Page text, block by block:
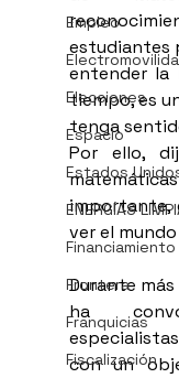
Empleo
Elecciones
Espacio
Estados
ENERGÍAS
Financiamiento
Frontera
Franquicias
Fiscalización
estudiantes
entender la
tiempo, es
tenga
Por ello,
importante,
ver el
Durante
ha
con un